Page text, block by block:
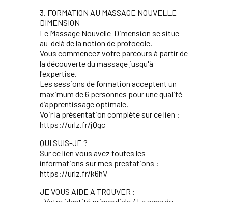
3. FORMATION AU MASSAGE NOUVELLE
DIMENSION
Le Massage Nouvelle-Dimension se situe
au-delà de la notion de protocole.
Vous commencez votre parcours à partir de
la découverte du massage jusqu'à
l'expertise.
Les sessions de formation acceptent un
maximum de 6 personnes pour une qualité
d’apprentissage optimale.
Voir la présentation complète sur ce lien :
https://urlz.fr/jQgc
QUI SUIS-JE ?
Sur ce lien vous avez toutes les
informations sur mes prestations :
https://urlz.fr/k6hV
JE VOUS AIDE A TROUVER :